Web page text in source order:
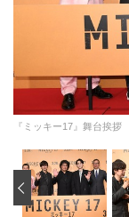
『ミッキー17』舞台挨
‹